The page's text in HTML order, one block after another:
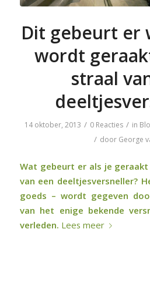
Dit gebeurt er
wordt
straal
14 oktober, 2013 / 0 Reacties / in
/ door George
Wat gebeurt er als je
van een deeltjesversneller?
goeds – wordt gegeven
van het enige bekende
verleden. Lees meer